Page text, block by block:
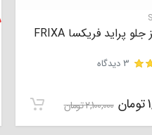
لنت ترمز جلو پراید فریکسا FRIXA
3 دیدگاه
تومان 2,100,000تومان